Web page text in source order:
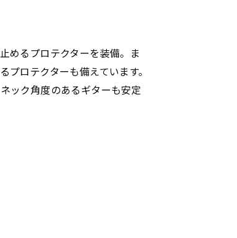
めるプロテクターを装備。ま
ロテクターも備えています。
ック角度のあるギターも安定